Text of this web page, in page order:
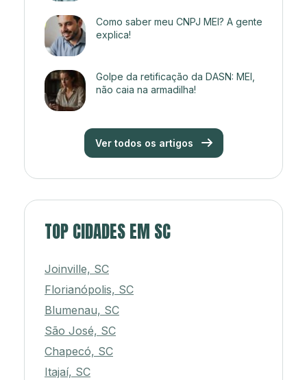
Como saber meu CNPJ MEI? A gente
explica!
Golpe da retificação da DASN: MEI,
não caia na armadilha!
Ver todos os artigos
TOP CIDADES EM SC
Joinville, SC
Florianópolis, SC
Blumenau, SC
São José, SC
Chapecó, SC
Itajaí, SC